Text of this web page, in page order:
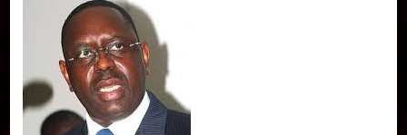
Publier un livre
Charte